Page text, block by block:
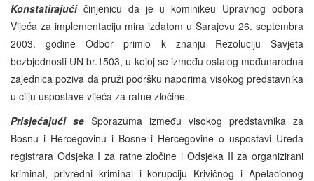
Konstatirajući činjenicu da je u kominikeu Upravnog odbora
Vijeća za implementaciju mira izdatom u Sarajevu 26. septembra
2003. godine Odbor primio k znanju Rezoluciju Savjeta
bezbjednosti UN br.1503, u kojoj se između ostalog međunarodna
zajednica poziva da pruži podršku naporima visokog predstavnika
u cilju uspostave vijeća za ratne zločine.
Prisjećajući se Sporazuma između visokog predstavnika za
Bosnu i Hercegovinu i Bosne i Hercegovine o uspostavi Ureda
registrara Odsjeka I za ratne zločine i Odsjeka II za organizirani
kriminal, privredni kriminal i korupciju Krivičnog i Apelacionog